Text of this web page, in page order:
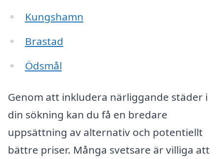
Kungshamn
Brastad
Ödsmål
Genom att inkludera närliggande städer i
din sökning kan du få en bredare
uppsättning av alternativ och potentiellt
bättre priser. Många svetsare är villiga att